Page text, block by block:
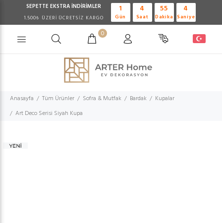
SEPETTE EKSTRA İNDİRİMLER
1.500₺ ÜZERİ ÜCRETSİZ KARGO
1
Gün
4
Saat
55
Dakika
4
Saniye
0
Anasayfa Tüm Ürünler Sofra & Mutfak Bardak
Kupalar
Art Deco Serisi Siyah Kupa